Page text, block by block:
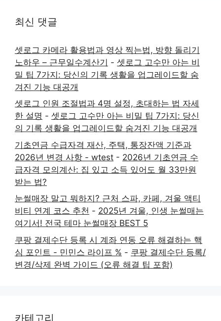
최신 댓글
셋로그 카메라 활용법과 영상 찍는법, 방향 돌리기
노하우 – 근무일수계산기 - 셋로그 고수만 아는 비
밀 팁 7가지: 당신의 기록 생활을 업그레이드할 숨
겨진 기능 대공개
셋로그 인원 조절법과 4명 설정, 초대하는 법 자세
한 설명 - 셋로그 고수만 아는 비밀 팁 7가지: 당신
의 기록 생활을 업그레이드할 숨겨진 기능 대공개
기초연금 수급자격 재산, 주택, 통장잔액 기준과
2026년 변경 사항 - wtest - 2026년 기초연금 수
급자격 모의계산: 집 있고 소득 있어도 월 33만원
받는 법?
눈썰매장 말고 뭐하지? 근처 스파, 카페, 겨울 액티
비티 연계 코스 추천 - 2025년 겨울, 인생 눈썰매는
여기서! 전국 테마 눈썰매장 BEST 5
쿠팡 결제수단 등록 시 계좌 연동 오류 해결하는 핵
심 포인트 - 민민스 라이프 % - 쿠팡 결제수단 등록/
변경/삭제 완벽 가이드 (오류 해결 팁 포함)
카테고리